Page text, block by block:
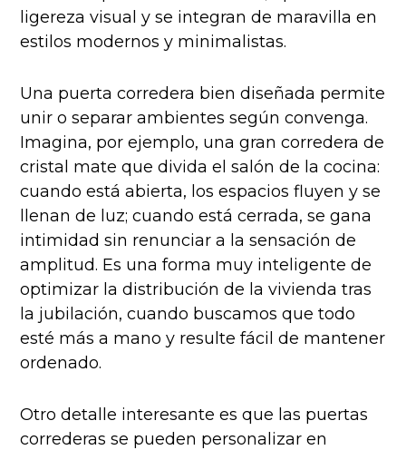
ligereza visual y se integran de maravilla en
estilos modernos y minimalistas.
Una puerta corredera bien diseñada permite
unir o separar ambientes según convenga.
Imagina, por ejemplo, una gran corredera de
cristal mate que divida el salón de la cocina:
cuando está abierta, los espacios fluyen y se
llenan de luz; cuando está cerrada, se gana
intimidad sin renunciar a la sensación de
amplitud. Es una forma muy inteligente de
optimizar la distribución de la vivienda tras
la jubilación, cuando buscamos que todo
esté más a mano y resulte fácil de mantener
ordenado.
Otro detalle interesante es que las puertas
correderas se pueden personalizar en